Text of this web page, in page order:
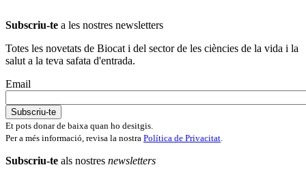
Subscriu-te a les nostres newsletters
Totes les novetats de Biocat i del sector de les ciències de la vida i la
salut a la teva safata d'entrada.
Email
Et pots donar de baixa quan ho desitgis.
Per a més informació, revisa la nostra Política de Privacitat
Subscriu-te als nostres newsletters